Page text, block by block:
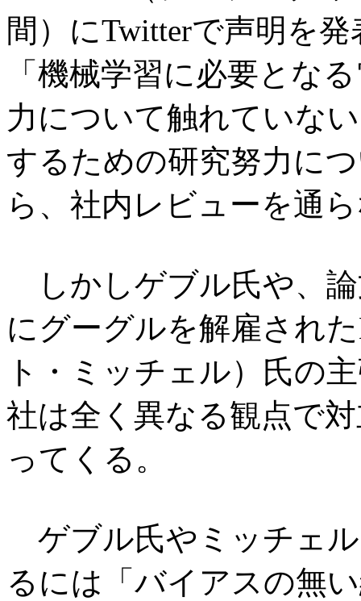
間）にTwitterで声明を
「機械学習に必要とな
力について触れていな
するための研究努力に
ら、社内レビューを通
しかしゲブル氏や、論
にグーグルを解雇され
ト・ミッチェル）氏の
社は全く異なる観点で
ってくる。
ゲブル氏やミッチェ
るには「バイアスの無